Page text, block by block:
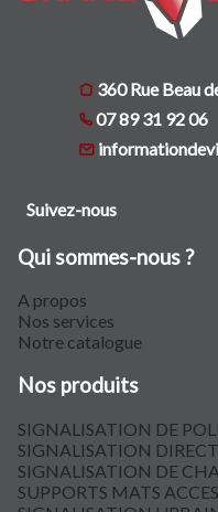
360 Rue Beau
07 89 31 92 06
Suivez-nous
Qui sommes-nous ?
A propos
Nos services
Notre catalogue
Nos produits
SIGNALISATION DE
SIGNALISATION
SIGNALISATION DE
SUPPORTS MATS